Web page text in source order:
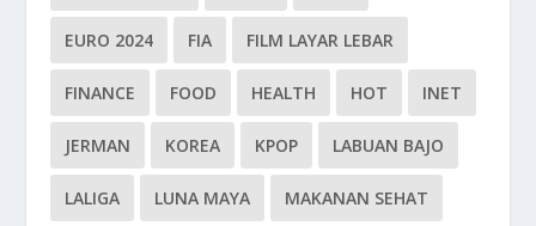
EURO 2024 FIA FILM LAYAR LEBAR
FINANCE FOOD HEALTH HOT INET
JERMAN KOREA KPOP LABUAN BAJO
LALIGA LUNA MAYA MAKANAN SEHAT